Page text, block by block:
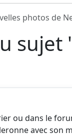
photos de
sujet
ou dans le
avec son